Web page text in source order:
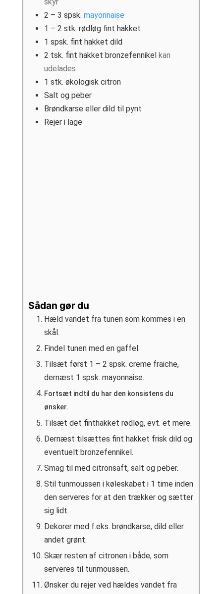
skyr
2 – 3 spsk. mayonnaise
1 – 2 stk. rødløg fint hakket
1 spsk. fint hakket dild
2 tsk. fint hakket bronzefennikel kan
udelades
1 stk. økologisk citron
Salt og peber
Brøndkarse eller dild til pynt
Rejer i lage
Sådan gør du
Hæld vandet fra tunen som kommes i en
skål.
Findel tunen med en gaffel.
Tilsæt først 1 – 2 spsk. creme fraiche,
dernæst 1 spsk. mayonnaise.
Fortsæt indtil du har den konsistens du
ønsker.
Tilsæt det finthakket rødløg, evt. et mere.
Dernæst tilsættes fint hakket frisk dild og
eventuelt bronzefennikel.
Smag til med citronsaft, salt og peber.
Stil tunmoussen i køleskabet i 1 time inden
den serveres for at den trækker og sætter
sig lidt.
Dekorer med f.eks. brøndkarse, dild eller
andet grønt.
Skær resten af citronen i både, som
serveres til tunmoussen.
Ønsker du rejer ved hældes vandet fra